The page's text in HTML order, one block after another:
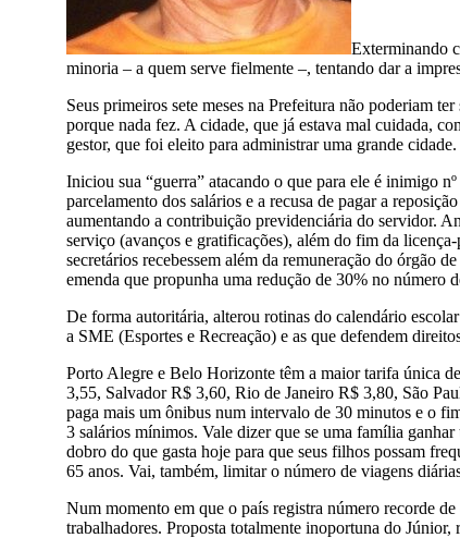
Exterminando
minoria – a quem serve fielmente –, tentando dar a
Seus primeiros sete meses na Prefeitura não poderiam
porque nada fez. A cidade, que já estava mal cuidada,
gestor, que foi eleito para administrar uma grande cidade.
Iniciou sua “guerra” atacando o que para ele é inimigo
parcelamento dos salários e a recusa de pagar a
aumentando a contribuição previdenciária do servidor.
serviço (avanços e gratificações), além do fim da
secretários recebessem além da remuneração do órgão
emenda que propunha uma redução de 30% no número
De forma autoritária, alterou rotinas do calendário
a SME (Esportes e Recreação) e as que defendem
Porto Alegre e Belo Horizonte têm a maior tarifa única
3,55, Salvador R$ 3,60, Rio de Janeiro R$ 3,80, São
paga mais um ônibus num intervalo de 30 minutos e o
3 salários mínimos. Vale dizer que se uma família
dobro do que gasta hoje para que seus filhos possam
65 anos. Vai, também, limitar o número de viagens
Num momento em que o país registra número recorde
trabalhadores. Proposta totalmente inoportuna do